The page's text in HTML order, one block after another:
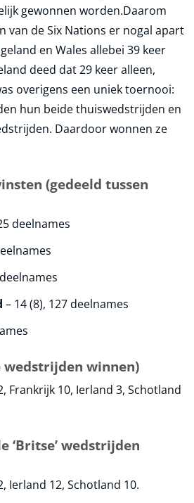
gewonnen worden.Daarom
van de Six Nations er nogal apart
en Wales allebei 39 keer
deed dat 29 keer alleen,
overigens een uniek toernooi:
hun beide thuiswedstrijden en
Daardoor wonnen ze
(gedeeld tussen
deelnames
– 14 (8), 127 deelnames
wedstrijden winnen)
Frankrijk 10, Ierland 3, Schotland
‘Britse’ wedstrijden
Ierland 12, Schotland 10.